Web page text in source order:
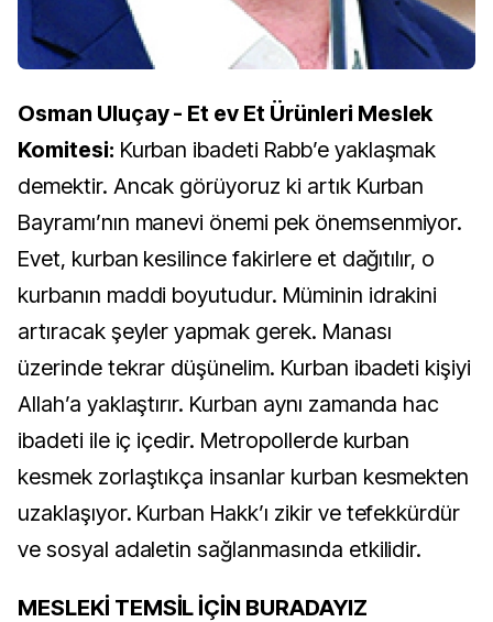
Osman Uluçay - Et ev Et Ürünleri Meslek
Komitesi: Kurban ibadeti Rabb’e yaklaşmak
demektir. Ancak görüyoruz ki artık Kurban
Bayramı’nın manevi önemi pek önemsenmiyor.
Evet, kurban kesilince fakirlere et dağıtılır, o
kurbanın maddi boyutudur. Müminin idrakini
artıracak şeyler yapmak gerek. Manası
üzerinde tekrar düşünelim. Kurban ibadeti kişiyi
Allah’a yaklaştırır. Kurban aynı zamanda hac
ibadeti ile iç içedir. Metropollerde kurban
kesmek zorlaştıkça insanlar kurban kesmekten
uzaklaşıyor. Kurban Hakk’ı zikir ve tefekkürdür
ve sosyal adaletin sağlanmasında etkilidir.
MESLEKİ TEMSİL İÇİN BURADAYIZ